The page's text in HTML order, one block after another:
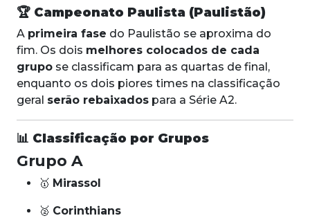
🏆 Campeonato Paulista (Paulistão)
A primeira fase do Paulistão se aproxima do
fim. Os dois melhores colocados de cada
grupo se classificam para as quartas de final,
enquanto os dois piores times na classificação
geral serão rebaixados para a Série A2.
📊 Classificação por Grupos
Grupo A
🥇 Mirassol
🥈 Corinthians